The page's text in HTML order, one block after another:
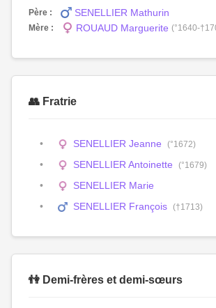
Père : SENELLIER Mathurin
Mère : ROUAUD Marguerite (°1640-
👥 Fratrie
SENELLIER Jeanne (°1672)
SENELLIER Antoinette (°1679)
SENELLIER Marie
SENELLIER François (†1713)
👫 Demi-frères et demi-sœurs